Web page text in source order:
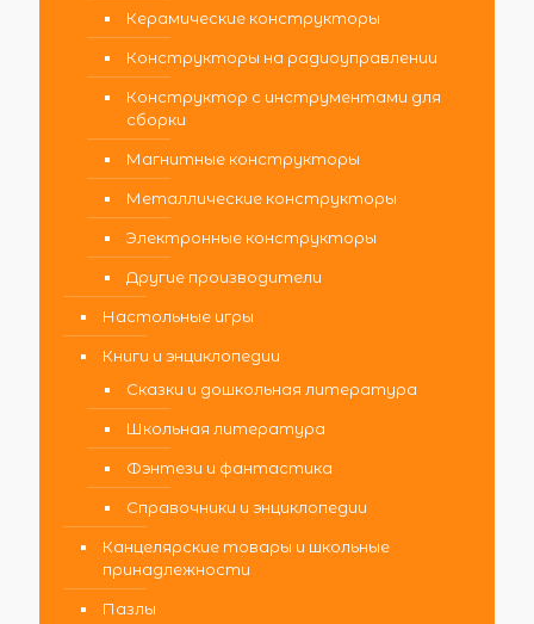
Керамические конструкторы
Конструкторы на радиоуправлении
Конструктор с инструментами для
сборки
Магнитные конструкторы
Металлические конструкторы
Электронные конструкторы
Другие производители
Настольные игры
Книги и энциклопедии
Сказки и дошкольная литература
Школьная литература
Фэнтези и фантастика
Справочники и энциклопедии
Канцелярские товары и школьные
принадлежности
Пазлы